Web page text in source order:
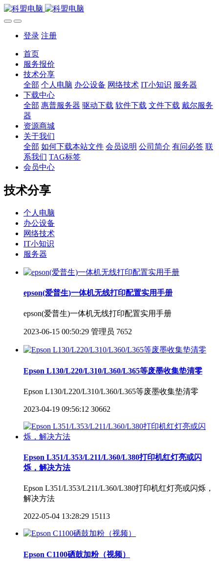
登录 注册
首页
服务报价
技术分享
全部 个人电脑 办公设备 网络技术 IT小知识 服务器
下载中心
全部 惠普服务器 驱动下载 软件下载 文件下载 戴尔服务
器
资源商城
关于我们
全部 如何下载本站文件 会员说明 公司简介 有问必答 联
系我们 TAG标签
会员中心
技术分享
个人电脑
办公设备
网络技术
IT小知识
服务器
epson(爱普生)一体机无线打印配置实用手册
epson(爱普生)一体机无线打印配置实用手册
2023-06-15 00:50:29 管理员 7652
Epson L130/L220/L310/L360/L365等废墨收集垫清零
Epson L130/L220/L310/L360/L365等废墨收集垫清零
2023-04-19 09:56:12 30662
Epson L351/L353/L211/L360/L380打印机红灯亮或闪
烁，解决方法
Epson L351/L353/L211/L360/L380打印机红灯亮或闪烁，
解决方法
2022-05-04 13:28:29 15113
Epson C1100硒鼓加粉（视频）